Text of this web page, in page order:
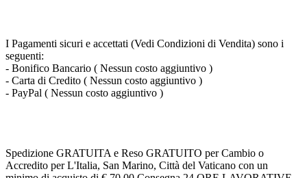
I Pagamenti sicuri e accettati (Vedi Condizioni di Vendita) sono i
seguenti:
- Bonifico Bancario ( Nessun costo aggiuntivo )
- Carta di Credito ( Nessun costo aggiuntivo )
- PayPal ( Nessun costo aggiuntivo )
Spedizione GRATUITA e Reso GRATUITO per Cambio o
Accredito per L'Italia, San Marino, Città del Vaticano con un